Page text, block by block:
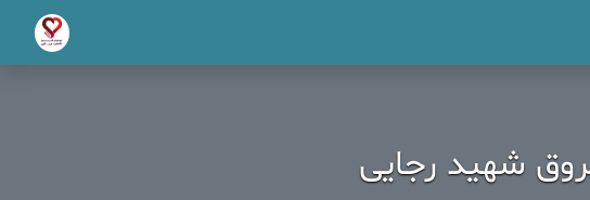
شهید رجایی